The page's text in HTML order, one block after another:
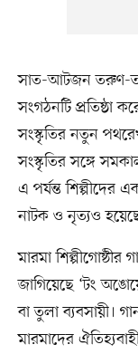
সাত-আটজন তরুণ-
সংগঠনটি প্রতিষ্ঠা
সংস্কৃতির নতুন
সংস্কৃতির সঙ্গে
এ পর্যন্ত শিল্পীদের
নাটক ও নৃত্যও
মারমা
জাগিয়েছে ‘টং
বা তুলা ব্যবসায়ী।
মারমাদের